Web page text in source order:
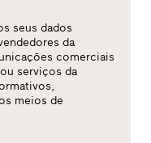
seus dados
da
comerciais
serviços da
meios de